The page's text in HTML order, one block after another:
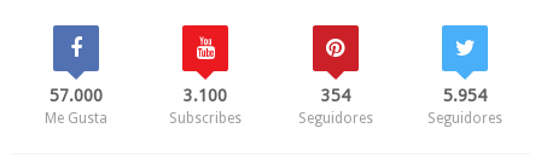
57.000
Me Gusta
3.100
Subscribes
354
Seguidores
5.954
Seguidores